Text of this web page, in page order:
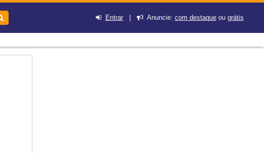
Entrar| Anuncie: com destaqueou grátis